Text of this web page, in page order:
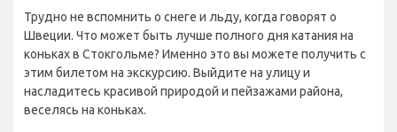
Трудно не вспомнить о снеге и льду, когда говорят о
Швеции. Что может быть лучше полного дня катания на
коньках в Стокгольме? Именно это вы можете получить с
этим билетом на экскурсию. Выйдите на улицу и
насладитесь красивой природой и пейзажами района,
веселясь на коньках.